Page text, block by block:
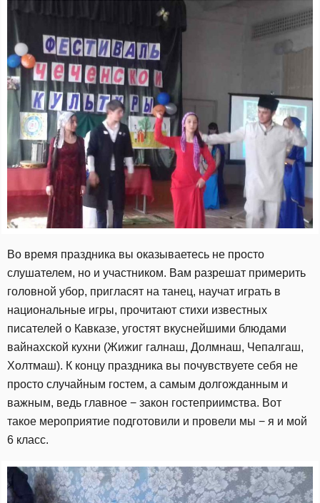
Во время праздника вы оказываетесь не просто
слушателем, но и участником. Вам разрешат примерить
головной убор, пригласят на танец, научат играть в
национальные игры, прочитают стихи известных
писателей о Кавказе, угостят вкуснейшими блюдами
вайнахской кухни (Жижиг галнаш, Долмнаш, Чепалгаш,
Холтмаш). К концу праздника вы почувствуете себя не
просто случайным гостем, а самым долгожданным и
важным, ведь главное − закон гостеприимства. Вот
такое мероприятие подготовили и провели мы − я и мой
6 класс.